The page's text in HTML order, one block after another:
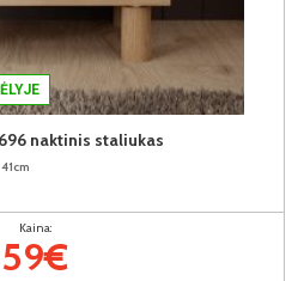
naktinis staliukas
41cm
Kaina:
59€